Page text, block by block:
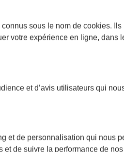
sous le nom de cookies. Ils
votre expérience en ligne, dans
et d’avis utilisateurs qui
et de personnalisation qui nous
de suivre la performance de